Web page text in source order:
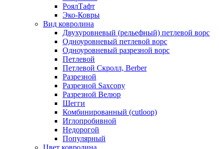
РоялТафт
Эко-Ковры
Вид ковролина
Двухуровневый (рельефный) петлевой ворс
Одноуровневый петлевой ворс
Одноуровневый разрезной ворс
Петлевой
Петлевой Скролл, Berber
Разрезной
Разрезной Saxcony
Разрезной Велюр
Шегги
Комбинированный (cutloop)
Иглопробивной
Недорогой
Популярный
Цвет ковролина